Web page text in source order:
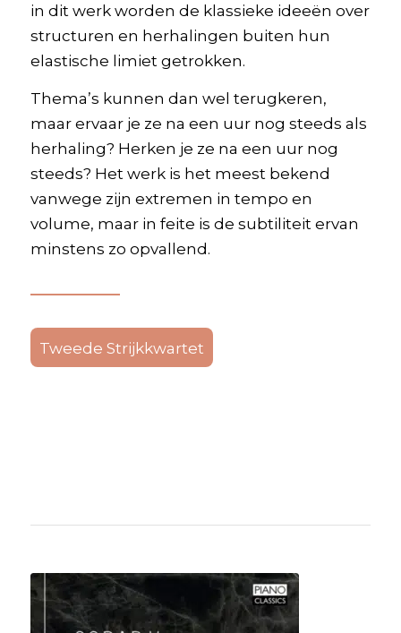
in dit werk worden de klassieke ideeën over
structuren en herhalingen buiten hun
elastische limiet getrokken.
Thema’s kunnen dan wel terugkeren,
maar ervaar je ze na een uur nog steeds als
herhaling? Herken je ze na een uur nog
steeds? Het werk is het meest bekend
vanwege zijn extremen in tempo en
volume, maar in feite is de subtiliteit ervan
minstens zo opvallend.
Tweede Strijkkwartet